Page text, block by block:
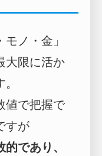
ノ・金」
大限に活か
値で把握で
すが
であり、